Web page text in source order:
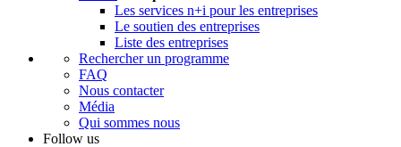
Les services n+i pour les entreprises
Le soutien des entreprises
Liste des entreprises
Rechercher un programme
FAQ
Nous contacter
Média
Qui sommes nous
Follow us